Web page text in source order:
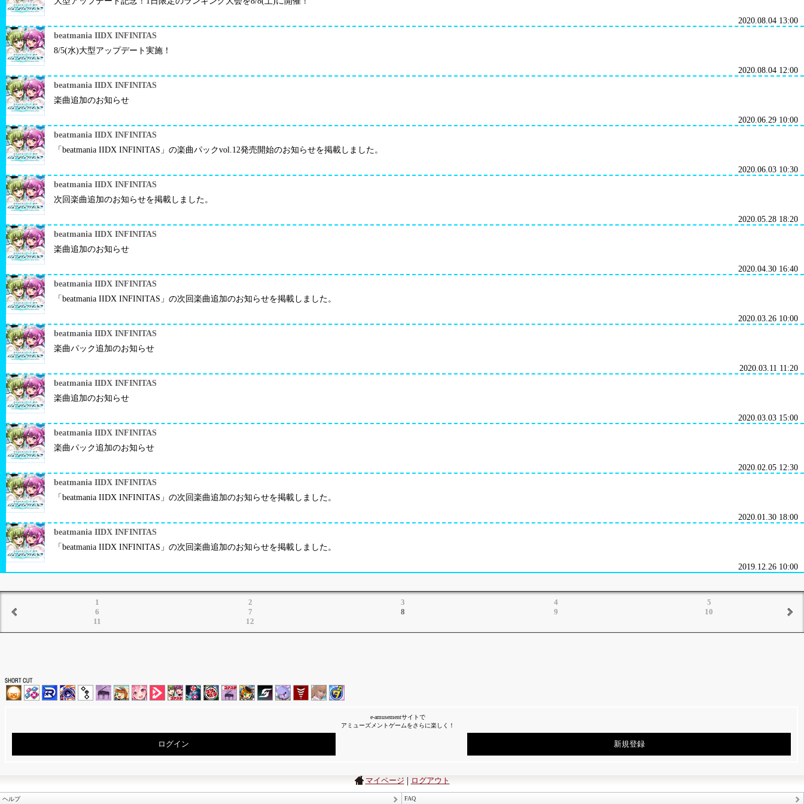
2020.08.04 13:00
beatmania IIDX INFINITAS
8/5(水)大型アップデート実施！
2020.08.04 12:00
beatmania IIDX INFINITAS
楽曲追加のお知らせ
2020.06.29 10:00
beatmania IIDX INFINITAS
「beatmania IIDX INFINITAS」の楽曲パックvol.12発売開始のお知らせを掲載しました。
2020.06.03 10:30
beatmania IIDX INFINITAS
次回楽曲追加のお知らせを掲載しました。
2020.05.28 18:20
beatmania IIDX INFINITAS
楽曲追加のお知らせ
2020.04.30 16:40
beatmania IIDX INFINITAS
「beatmania IIDX INFINITAS」の次回楽曲追加のお知らせを掲載しました。
2020.03.26 10:00
beatmania IIDX INFINITAS
楽曲パック追加のお知らせ
2020.03.11 11:20
beatmania IIDX INFINITAS
楽曲追加のお知らせ
2020.03.03 15:00
beatmania IIDX INFINITAS
楽曲パック追加のお知らせ
2020.02.05 12:30
beatmania IIDX INFINITAS
「beatmania IIDX INFINITAS」の次回楽曲追加のお知らせを掲載しました。
2020.01.30 18:00
beatmania IIDX INFINITAS
「beatmania IIDX INFINITAS」の次回楽曲追加のお知らせを掲載しました。
2019.12.26 10:00
1 2 3 4
5
6
7 8 9
10
11
12
e-amusementサイトで
アミューズメントゲームをさらに楽しく！
ログイン 新規登録
マイページ | ログアウト
ヘルプ FAQ